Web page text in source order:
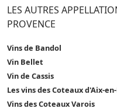
LES AUTRES
PROVENCE
Vins de Bandol
Vin Bellet
Vin de Cassis
Les vins des Coteaux d'Aix-
Vins des Coteaux Varois